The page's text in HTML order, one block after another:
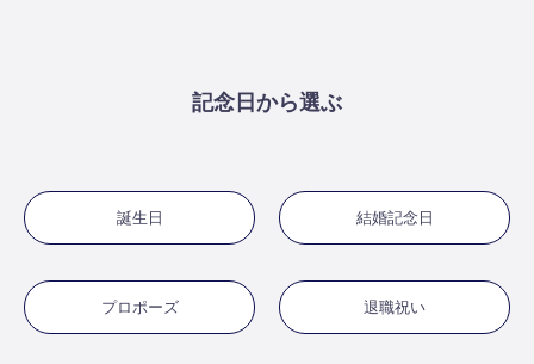
記念日から選ぶ
誕生日 結婚記念日
プロポーズ 退職祝い